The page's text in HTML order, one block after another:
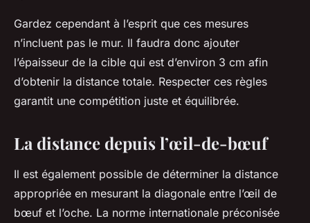
Gardez cependant à l’esprit que ces mesures
n’incluent pas le mur. Il faudra donc ajouter
l’épaisseur de la cible qui est d’environ 3 cm afin
d’obtenir la distance totale. Respecter ces règles
garantit une compétition juste et équilibrée.
La distance depuis l’œil-de-bœuf
Il est également possible de déterminer la distance
appropriée en mesurant la diagonale entre l’œil de
bœuf et l’oche. La norme internationale préconisée